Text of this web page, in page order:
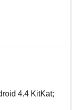
4.4 KitKat;